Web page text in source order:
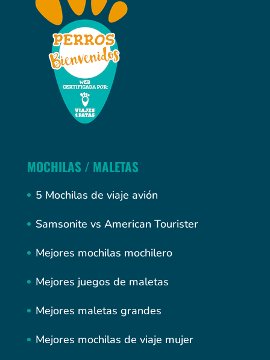
MOCHILAS / MALETAS
5 Mochilas de viaje avión
Samsonite vs American Tourister
Mejores mochilas mochilero
Mejores juegos de maletas
Mejores maletas grandes
Mejores mochilas de viaje mujer